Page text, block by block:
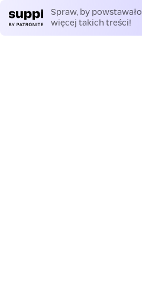
Spraw, by powstawało
więcej takich treści!